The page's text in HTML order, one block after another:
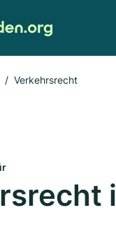
Verkehrsrecht